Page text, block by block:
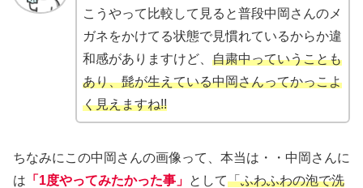
こうやって比較して見ると普段中岡さんのメ
ガネをかけてる状態で見慣れているからか違
和感がありますけど、 自粛中っていうことも
あり、髭が生えている中岡さんってかっこよ
く見えますね!!
ちなみにこの中岡さんの画像って、本当は・・中岡さんに
は 「1度やってみたかった事」 として「ふわふわの泡で洗